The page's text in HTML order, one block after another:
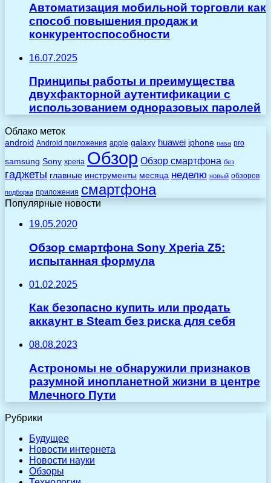
Автоматизация мобильной торговли как
способ повышения продаж и
конкурентоспособности
16.07.2025
Принципы работы и преимущества
двухфакторной аутентификации с
использованием одноразовых паролей
Облако меток
android Android приложения apple galaxy huawei iphone nasa pro
samsung Sony xperia Обзор Обзор смартфона без
гаджеты главные инструменты месяца неделю новый обзоров
подборка приложения смартфона
Популярные новости
19.05.2020
Обзор смартфона Sony Xperia Z5:
испытанная формула
01.02.2025
Как безопасно купить или продать
аккаунт в Steam без риска для себя
08.08.2023
Астрономы не обнаружили признаков
разумной инопланетной жизни в центре
Млечного Пути
Рубрики
Будущее
Новости интернета
Новости науки
Обзоры